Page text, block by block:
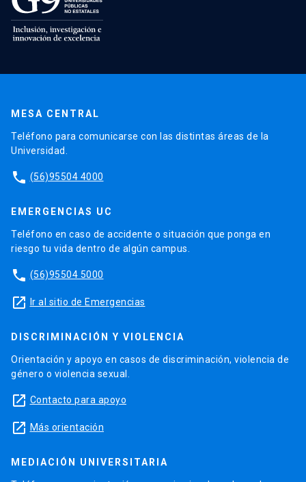
MESA CENTRAL
Teléfono para comunicarse con las distintas áreas de la
Universidad.
phone (56)95504 4000
EMERGENCIAS UC
Teléfono en caso de accidente o situación que ponga en
riesgo tu vida dentro de algún campus.
phone (56)95504 5000
launch Ir al sitio de Emergencias
DISCRIMINACIÓN Y VIOLENCIA
Orientación y apoyo en casos de discriminación, violencia de
género o violencia sexual.
launch Contacto para apoyo
launch Más orientación
MEDIACIÓN UNIVERSITARIA